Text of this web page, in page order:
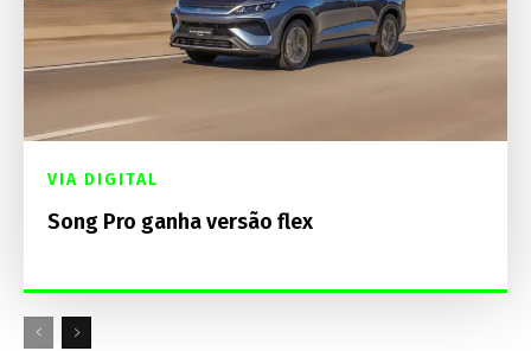
VIA DIGITAL
Song Pro ganha versão flex